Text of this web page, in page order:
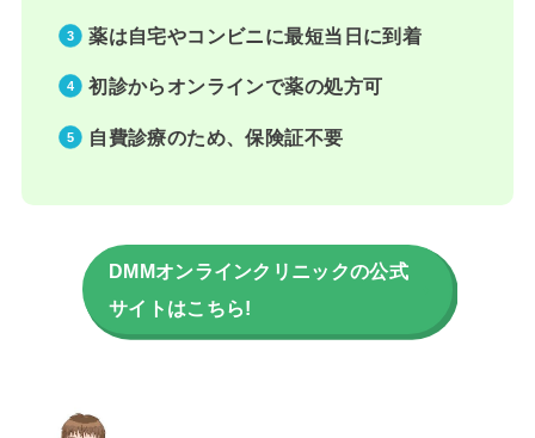
薬は自宅やコンビニに最短当日に到着
初診からオンラインで薬の処方可
自費診療のため、保険証不要
DMMオンラインクリニックの公式
サイトはこちら!